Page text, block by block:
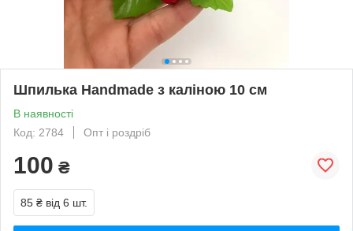
Шпилька Handmade з каліною 10 см
В наявності
Код: 2784
Опт і роздріб
100 ₴
85 ₴ від 6 шт.